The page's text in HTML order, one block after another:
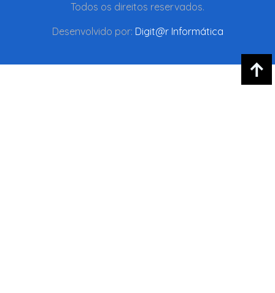
Todos os direitos reservados.
Desenvolvido por: Digit@r Informática